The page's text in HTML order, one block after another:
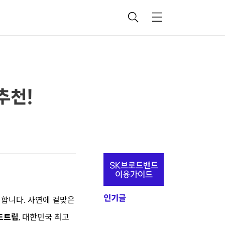
검
메
천!
니다.사연에 걸맞은
트립, 대한민국 최고
추
정
보
SK브로드밴드
이용가이드
인기글